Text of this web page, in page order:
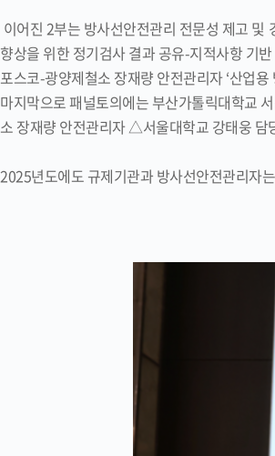
이어진 2부는 방사선안전관리 전문성 제고
향상을 위한 정기검사 결과 공유-지적사항 기
포스코-광양제철소 장재량 안전관리자 ‘산업
마지막으로 패널토의에는 부산가톨릭대학교
소 장재량 안전관리자 △서울대학교 강태웅 담
2025년도에도 규제기관과 방사선안전관리자